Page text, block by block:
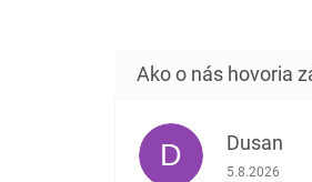
D Dusan
Hodnotenie
5.8.2026